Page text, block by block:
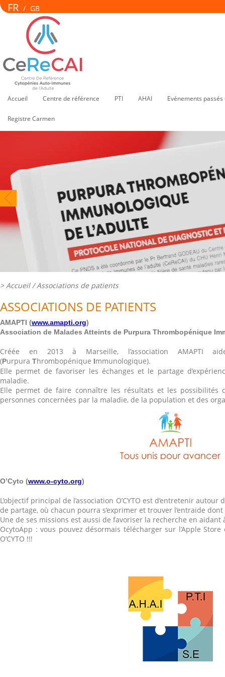
FR / GB
Accueil Centre de référence PTI AHAI Evénements
Registre Carmen
>Accueil/ Associations de patients
ASSOCIATIONS DE PATIENTS
AMAPTI (www.amapti.org)
Association de Malades Atteints de Purpura Thrombopénique
Créée en 2013 à Marseille, l’association AMAPTI
(Purpura Thrombopénique Immunologique).
Elle permet de favoriser les échanges et le partage
maladie.
Elle permet de faire connaître les résultats et les possibilités
personnes concernées par la maladie, de la population et des
O’Cyto (www.o-cyto.org)
L’objectif principal de l’association O’CYTO est d’entretenir
de partage, où chacun pourra s’exprimer et trouver l’entraide
Une de ses missions est aussi de favoriser la recherche en aidant
OcytoApp : vous pouvez désormais télécharger sur l’Apple
O’CYTO !!!